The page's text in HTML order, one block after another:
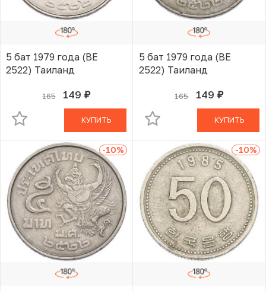
5 бат 1979 года (BE
2522) Таиланд
165 149 руб.
В КОРЗИНЕ
КУПИТЬ
5 бат 1979 года (BE
2522) Таиланд
165 149 руб.
В КОРЗИНЕ
КУПИТЬ
-10% -10%